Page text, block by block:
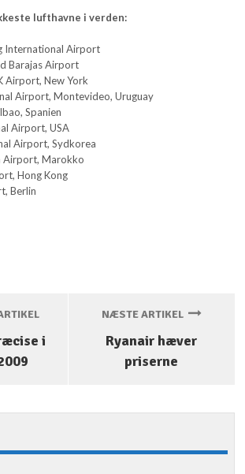
lufthavne i verden:
International Airport
Barajas Airport
Airport, New York
Airport, Montevideo, Uruguay
Spanien
Airport, USA
Airport, Sydkorea
Airport, Marokko
Hong Kong
Berlin
i
NÆSTE ARTIKEL
Ryanair hæver
priserne